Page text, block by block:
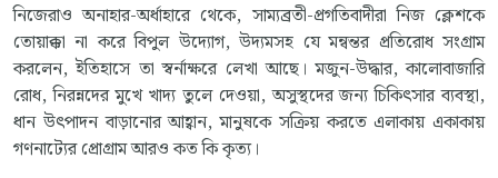
নিজেরাও অনাহার-অর্ধাহারে থেকে, সাম্যব্রতী-প্রগতিবাদীরা নিজ ক্লেশকে
তোয়াক্কা না করে বিপুল উদ্যোগ, উদ্যমসহ যে মন্বন্তর প্রতিরোধ সংগ্রাম
করলেন, ইতিহাসে তা স্বর্নাক্ষরে লেখা আছে। মজুন-উদ্ধার, কালোবাজারি
রোধ, নিরন্নদের মুখে খাদ্য তুলে দেওয়া, অসুস্থদের জন্য চিকিৎসার ব্যবস্থা,
ধান উৎপাদন বাড়ানোর আহ্বান, মানুষকে সক্রিয় করতে এলাকায় একাকায়
গণনাট্যের প্রোগ্রাম আরও কত কি কৃত্য।